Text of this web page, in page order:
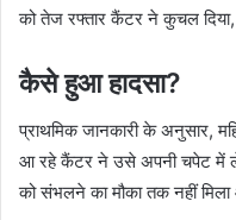
को तेज रफ्तार कैंटर ने कुचल
कैसे हुआ हादसा?
प्राथमिक जानकारी के अनुसार,
आ रहे कैंटर ने उसे अपनी चपेट में ले
को संभलने का मौका तक नहीं